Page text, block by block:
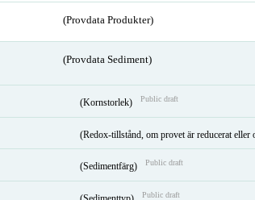
(Provdata Produkter)
(Provdata Sediment)
(Kornstorlek) Public draft
(Redox-tillstånd, om provet är reducerat eller
(Sedimentfärg) Public draft
Public draft